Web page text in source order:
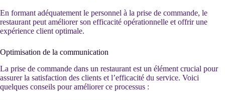
En formant adéquatement le personnel à la prise de commande, le
restaurant peut améliorer son efficacité opérationnelle et offrir une
expérience client optimale.
Optimisation de la communication
La prise de commande dans un restaurant est un élément crucial pour
assurer la satisfaction des clients et l’efficacité du service. Voici
quelques conseils pour améliorer ce processus :